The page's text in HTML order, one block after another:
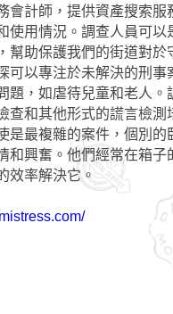
會計師，提供資產搜索服
使用情況。調查人員可以
幫助保護我們的街道對於
可以專注於未解決的刑事
題，如虐待兒童和老人。
查和其他形式的謊言檢測
是最複雜的案件，個別的
和興奮。他們經常在箱子
效率解決它。